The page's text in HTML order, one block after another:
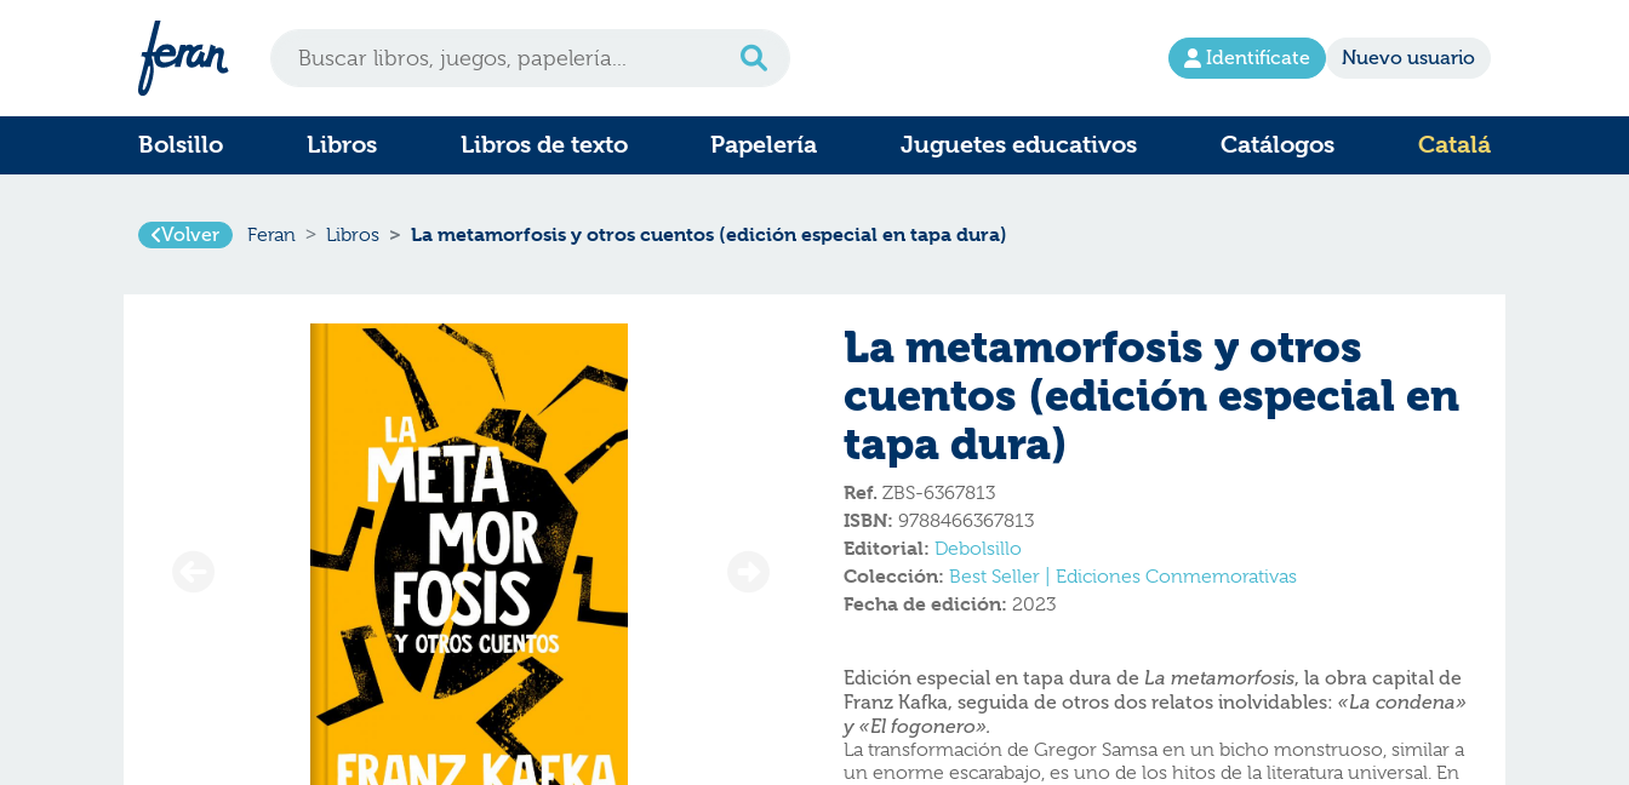
Identifícate Nuevo usuario
Bolsillo Libros Libros de texto Papelería Juguetes educativos Catálogos Catalá
Volver Feran Libros La metamorfosis y otros cuentos (edición especial en tapa dura)
La metamorfosis y otros
cuentos (edición especial en
tapa dura)
Ref. ZBS-6367813
ISBN: 9788466367813
Editorial: Debolsillo
Colección: Best Seller | Ediciones Conmemorativas
Fecha de edición: 2023
Edición especial en tapa dura de La metamorfosis, la obra capital de
Franz Kafka, seguida de otros dos relatos inolvidables: «La condena»
y «El fogonero».
La transformación de Gregor Samsa en un bicho monstruoso, similar a
un enorme escarabajo, es uno de los hitos de la literatura universal. En